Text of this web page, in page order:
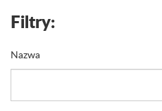
Filtry:
Nazwa